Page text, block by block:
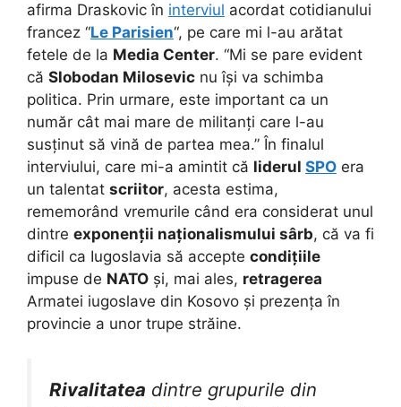
afirma Draskovic în interviul acordat cotidianului
francez “Le Parisien“, pe care mi l-au arătat
fetele de la Media Center. “Mi se pare evident
că Slobodan Milosevic nu își va schimba
politica. Prin urmare, este important ca un
număr cât mai mare de militanți care l-au
susținut să vină de partea mea.” În finalul
interviului, care mi-a amintit că liderul SPO era
un talentat scriitor, acesta estima,
rememorând vremurile când era considerat unul
dintre exponenții naționalismului sârb, că va fi
dificil ca Iugoslavia să accepte condițiile
impuse de NATO și, mai ales, retragerea
Armatei iugoslave din Kosovo și prezența în
provincie a unor trupe străine.
Rivalitatea dintre grupurile din